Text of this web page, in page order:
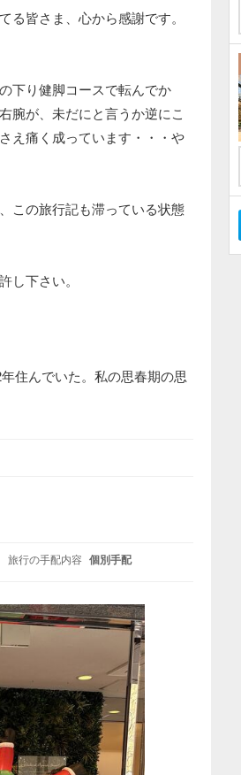
る皆さま、心から感謝です。
下り健脚コースで転んでか
腕が、未だにと言うか逆にこ
え痛く成っています・・・や
この旅行記も滞っている状態
し下さい。
住んでいた。私の思春期の思
旅行の手配内容 個別手配